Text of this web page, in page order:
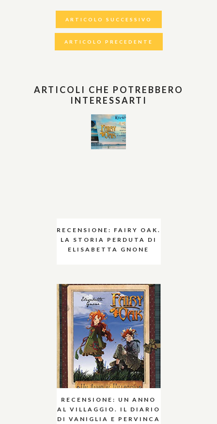
ARTICOLO SUCCESSIVO
ARTICOLO PRECEDENTE
ARTICOLI CHE POTREBBERO
INTERESSARTI
RECENSIONE: FAIRY OAK.
LA STORIA PERDUTA DI
ELISABETTA GNONE
RECENSIONE: UN ANNO
AL VILLAGGIO. IL DIARIO
DI VANIGLIA E PERVINCA